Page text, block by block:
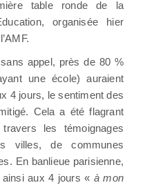
table ronde de la
organisée hier
appel, près de 80 %
une école) auraient
4 jours, le sentiment des
Cela a été flagrant
les témoignages
villes, de communes
En banlieue parisienne,
aux 4 jours « à mon